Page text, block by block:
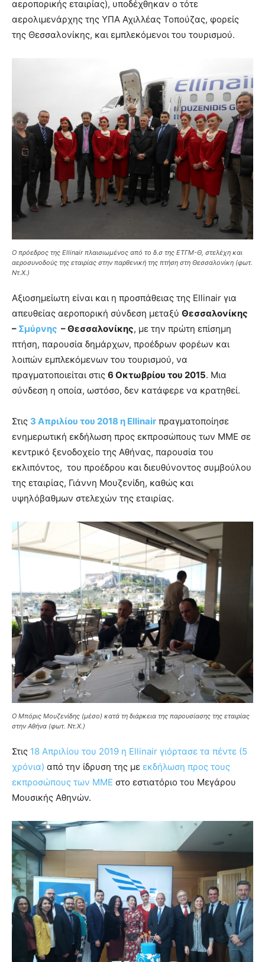
αεροπορικής εταιρίας), υποδέχθηκαν ο τότε
αερολιμενάρχης της ΥΠΑ Αχιλλέας Τοπούζας, φορείς
της Θεσσαλονίκης, και εμπλεκόμενοι του τουρισμού.
Ο πρόεδρος της Ellinair πλαισιωμένος από το δ.σ της ΕΤΓΜ-Θ, στελέχη και
αεροσυνοδούς της εταιρίας στην παρθενική της πτήση στη Θεσσαλονίκη (φωτ.
Ντ.Χ.)
Αξιοσημείωτη είναι και η προσπάθειας της Ellinair για
απευθείας αεροπορική σύνδεση μεταξύ Θεσσαλονίκης
– Σμύρνης – Θεσσαλονίκης, με την πρώτη επίσημη
πτήση, παρουσία δημάρχων, προέδρων φορέων και
λοιπών εμπλεκόμενων του τουρισμού, να
πραγματοποιείται στις 6 Οκτωβρίου του 2015. Μια
σύνδεση η οποία, ωστόσο, δεν κατάφερε να κρατηθεί.
Στις 3 Απριλίου του 2018 η Ellinair πραγματοποίησε
ενημερωτική εκδήλωση προς εκπροσώπους των ΜΜΕ σε
κεντρικό ξενοδοχείο της Αθήνας, παρουσία του
εκλιπόντος, του προέδρου και διευθύνοντος συμβούλου
της εταιρίας, Γιάννη Μουζενίδη, καθώς και
υψηλόβαθμων στελεχών της εταιρίας.
Ο Μπόρις Μουζενίδης (μέσο) κατά τη διάρκεια της παρουσίασης της εταιρίας
στην Αθήνα (φωτ. Ντ.Χ.)
Στις 18 Απριλίου του 2019 η Ellinair γιόρτασε τα πέντε (5
χρόνια) από την ίδρυση της με εκδήλωση προς τους
εκπροσώπους των ΜΜΕ στο εστιατόριο του Μεγάρου
Μουσικής Αθηνών.